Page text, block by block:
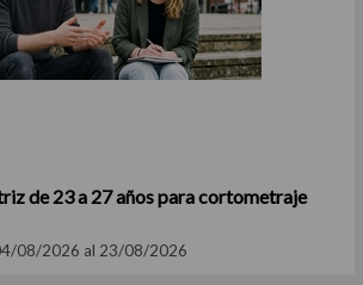
de 23 a 27 años para cortometraje
08/2026 al 23/08/2026